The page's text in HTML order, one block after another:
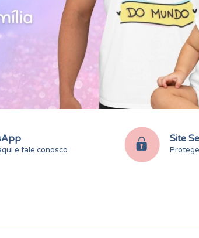
e fale conosco
Site